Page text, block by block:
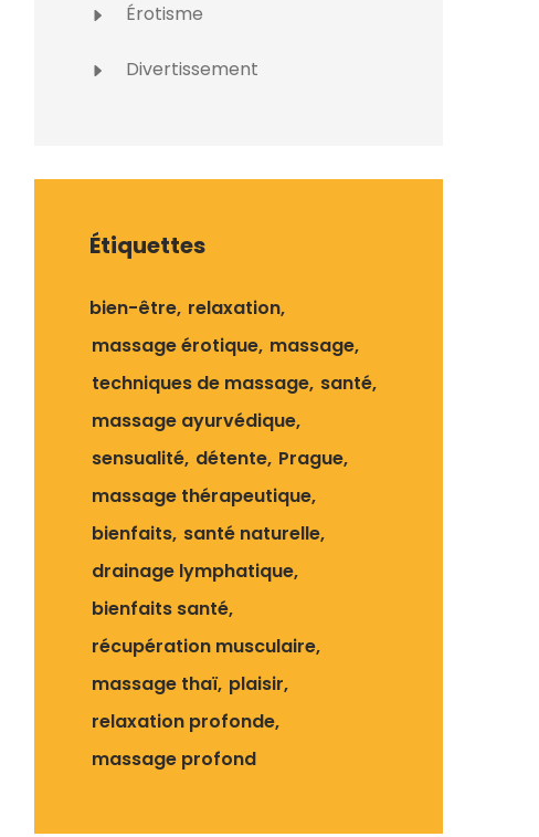
Érotisme
Divertissement
Étiquettes
bien-être relaxation
massage érotique massage
techniques de massage santé
massage ayurvédique
sensualité détente Prague
massage thérapeutique
bienfaits santé naturelle
drainage lymphatique
bienfaits santé
récupération musculaire
massage thaï plaisir
relaxation profonde
massage profond